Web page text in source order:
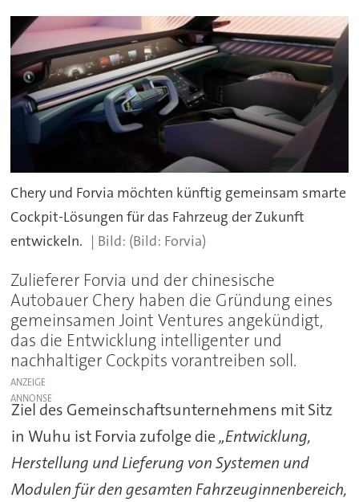
Chery und Forvia möchten künftig gemeinsam smarte
Cockpit-Lösungen für das Fahrzeug der Zukunft
entwickeln.
(Bild: Forvia)
Zulieferer Forvia und der chinesische
Autobauer Chery haben die Gründung eines
gemeinsamen Joint Ventures angekündigt,
das die Entwicklung intelligenter und
nachhaltiger Cockpits vorantreiben soll.
ANZEIGE
Ziel des Gemeinschaftsunternehmens mit Sitz
in Wuhu ist Forvia zufolge die„Entwicklung,
Herstellung und Lieferung von Systemen und
Modulen für den gesamten Fahrzeuginnenbereich,